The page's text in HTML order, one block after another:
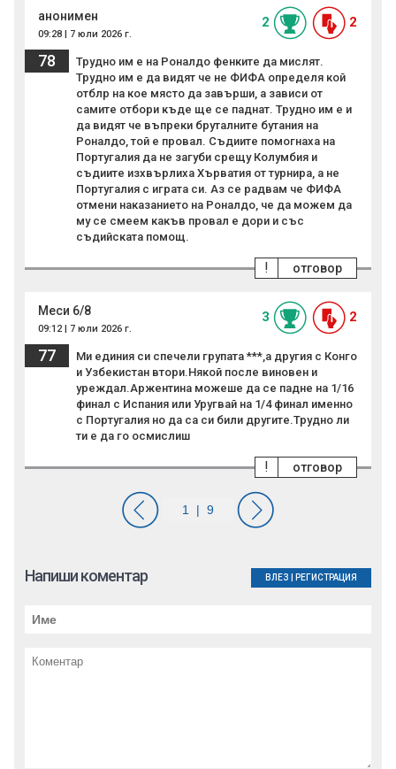
анонимен
09:28 | 7 юли 2026 г.
2 2
78
Трудно им е на Роналдо фенките да мислят.
Трудно им е да видят че не ФИФА определя кой
отблр на кое място да завърши, а зависи от
самите отбори къде ще се паднат. Трудно им е и
да видят че въпреки бруталните бутания на
Роналдо, той е провал. Съдиите помогнаха на
Португалия да не загуби срещу Колумбия и
съдиите изхвърлиха Хърватия от турнира, а не
Португалия с играта си. Аз се радвам че ФИФА
отмени наказанието на Роналдо, че да можем да
му се смеем какъв провал е дори и със
съдийската помощ.
отговор
!
Меси 6/8
09:12 | 7 юли 2026 г.
3 2
77
Ми единия си спечели групата ***,а другия с Конго
и Узбекистан втори.Някой после виновен и
уреждал.Аржентина можеше да се падне на 1/16
финал с Испания или Уругвай на 1/4 финал именно
с Португалия но да са си били другите.Трудно ли
ти е да го осмислиш
отговор
!
Напиши коментар ВЛЕЗ РЕГИСТРАЦИЯ